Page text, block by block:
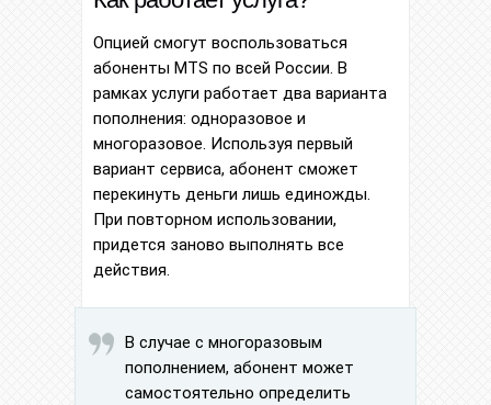
Опцией смогут воспользоваться
абоненты MTS по всей России. В
рамках услуги работает два варианта
пополнения: одноразовое и
многоразовое. Используя первый
вариант сервиса, абонент сможет
перекинуть деньги лишь единожды.
При повторном использовании,
придется заново выполнять все
действия.
В случае с многоразовым
пополнением, абонент может
самостоятельно определить